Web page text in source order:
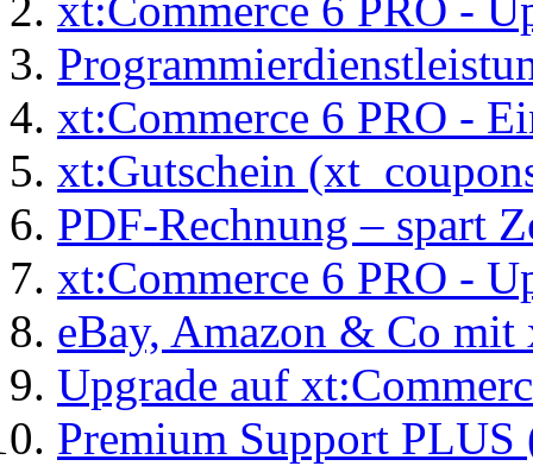
xt:Commerce 6 PRO -
xt:Commerce 6 PRO -
xt:Gutschein
PDF-Rechnung – spart
xt:Commerce 6 PRO -
eBay, Amazon & Co
Upgrade auf
Premium Support